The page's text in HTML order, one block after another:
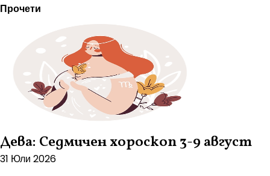
Прочети
Дева: Седмичен хороскоп 3-9 август
31 Юли 2026